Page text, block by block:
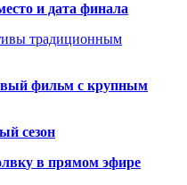
и дата финала
традиционным
фильм с крупным
сезон
у в прямом эфире